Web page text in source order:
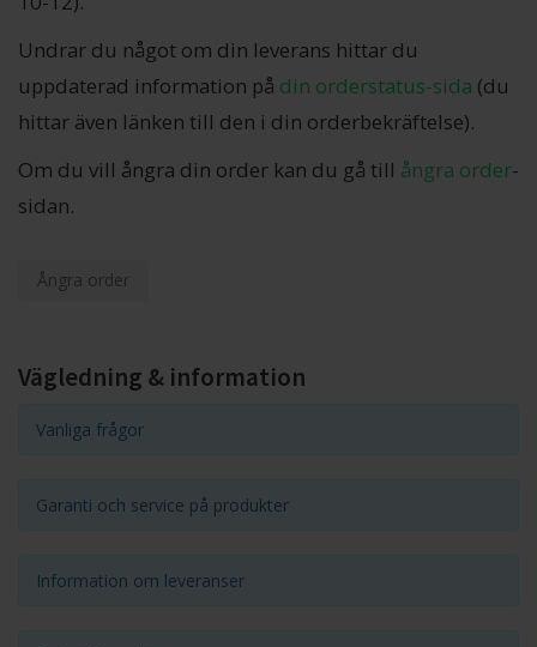
Undrar du något om din leverans hittar du
uppdaterad information på din orderstatus-sida (du
hittar även länken till den i din orderbekräftelse).
Om du vill ångra din order kan du gå till ångra order-
sidan.
Ångra order
Vägledning & information
Vanliga frågor
Garanti och service på produkter
Information om leveranser